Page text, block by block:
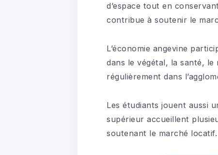
d’espace tout en
contribue à soutenir le
L’économie angevine
dans le végétal, la santé, le
régulièrement dans
Les étudiants jouent aussi
supérieur accueillent
soutenant le marché locatif.